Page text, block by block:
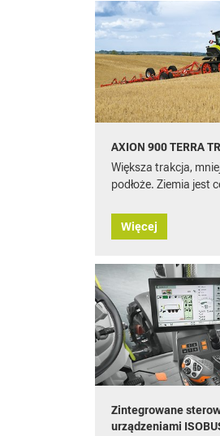
AXION 900 TERRA
Większa trakcja,
podłoże. Ziemia jest
Więcej
Zintegrowane
urządzeniami